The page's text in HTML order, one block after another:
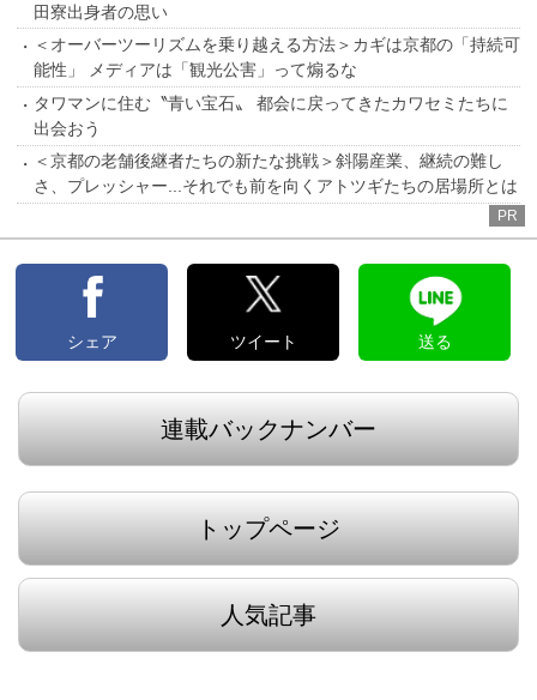
田寮出身者の思い
＜オーバーツーリズムを乗り越える方法＞カギは京都の「持続可
能性」 メディアは「観光公害」って煽るな
タワマンに住む〝青い宝石〟 都会に戻ってきたカワセミたちに
出会おう
＜京都の老舗後継者たちの新たな挑戦＞斜陽産業、継続の難し
さ、プレッシャー...それでも前を向くアトツギたちの居場所とは
PR
シェア ツイート 送る
連載バックナンバー
トップページ
人気記事